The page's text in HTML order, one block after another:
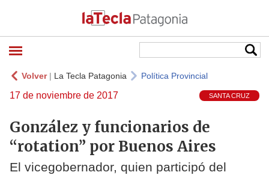
Volver| La Tecla Patagonia Política Provincial
17 de noviembre de 2017 SANTA CRUZ
González y funcionarios de
“rotation” por Buenos Aires
El vicegobernador, quien participó del